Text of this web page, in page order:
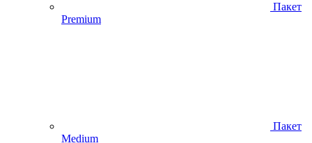
Пакет
Premium
Пакет
Medium